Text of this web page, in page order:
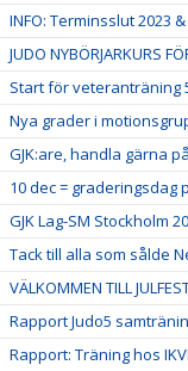
INFO: Terminsslut 2023
JUDO NYBÖRJARKURS
Start för veteranträning
Nya grader i
GJK:are, handla gärna
10 dec = graderingsdag
GJK Lag-SM Stockholm
Tack till alla som sålde
VÄLKOMMEN TILL
Rapport Judo5
Rapport: Träning hos